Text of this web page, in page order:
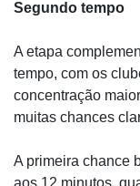
Segundo tempo
A etapa
tempo, com os
concentração
muitas chances
A primeira chance
aos 12 minutos,